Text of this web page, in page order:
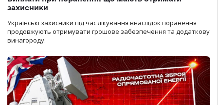
захисники
Українські захисники під час лікування внаслідок поранення
продовжують отримувати грошове забезпечення та додаткову
винагороду.